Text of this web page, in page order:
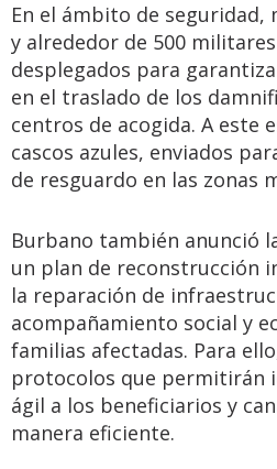
En el ámbito de seguridad,
y alrededor de 500
desplegados para
en el traslado de los
centros de acogida. A este
cascos azules, enviados
de resguardo en las zonas
Burbano también anunció
un plan de reconstrucción
la reparación de
acompañamiento social y
familias afectadas. Para
protocolos que permitirán
ágil a los beneficiarios y
manera eficiente.